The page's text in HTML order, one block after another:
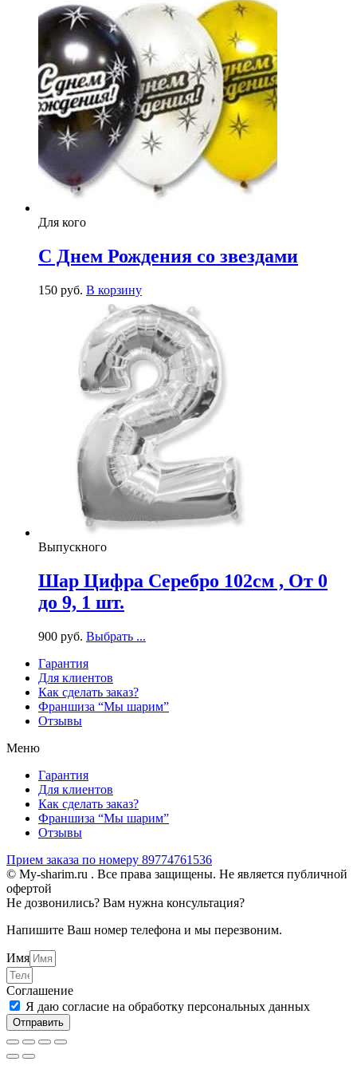
Для кого
С Днем Рождения со звездами
150 руб. В корзину
Выпускного
Шар Цифра Серебро 102см , От 0
до 9, 1 шт.
900 руб. Выбрать ...
Гарантия
Для клиентов
Как сделать заказ?
Франшиза “Мы шарим”
Отзывы
Меню
Гарантия
Для клиентов
Как сделать заказ?
Франшиза “Мы шарим”
Отзывы
Прием заказа по номеру 89774761536
© My-sharim.ru . Все права защищены. Не является публичной
офертой
Не дозвонились? Вам нужна консультация?
Напишите Ваш номер телефона и мы перезвоним.
Имя
Соглашение
Я даю согласие на обработку персональных данных
Отправить